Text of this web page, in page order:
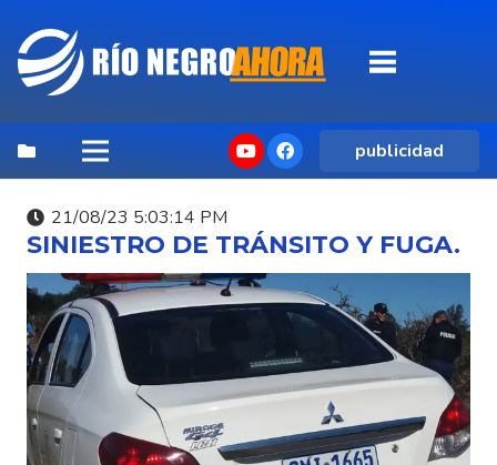
publicidad
21/08/23 5:03:14 PM
SINIESTRO DE TRÁNSITO Y FUGA.